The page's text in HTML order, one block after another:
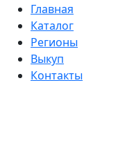
Главная
Каталог
Регионы
Выкуп
Контакты